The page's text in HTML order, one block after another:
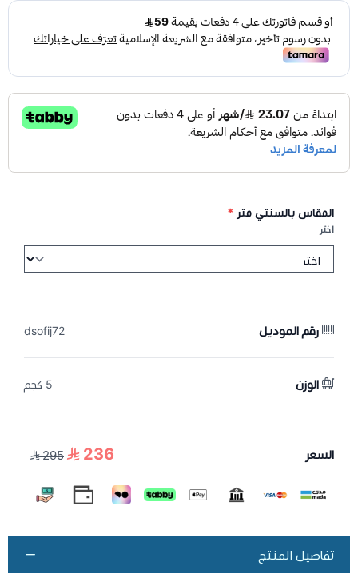
المقاس بالسنتي متر *
اختر
رقم الموديل dsofij72
الوزن 5 كجم
السعر 236
295
تفاصيل المنتج